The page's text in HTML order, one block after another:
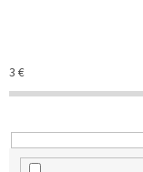
e
d
3 €